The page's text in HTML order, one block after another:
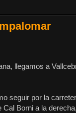
llegamos a
seguir por la
Borni a la